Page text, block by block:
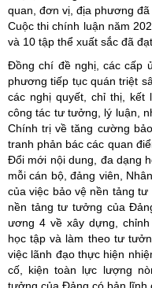
quan, đơn vị, địa phương
Cuộc thi chính luận năm
và 10 tập thể xuất sắc đã
Đồng chí đề nghị, các cấp
phương tiếp tục quán triệt
các nghị quyết, chỉ thị, kết
công tác tư tưởng, lý luận,
Chính trị về tăng cường
tranh phản bác các quan
Đổi mới nội dung, đa dạng
mỗi cán bộ, đảng viên,
của việc bảo vệ nền tảng
nền tảng tư tưởng của
ương 4 về xây dựng,
học tập và làm theo tư
việc lãnh đạo thực hiện
cố, kiện toàn lực lượng
tưởng của Đảng có bản lĩnh